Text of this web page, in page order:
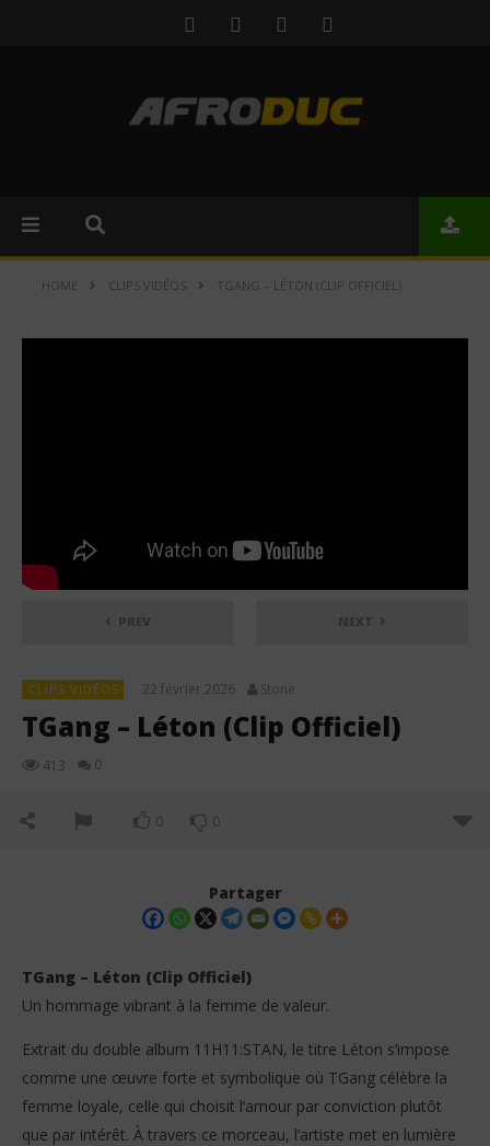
HOME CLIPS VIDÉOS TGANG – LÉTON (CLIP OFFICIEL)
CLIPS VIDÉOS 22 février 2026 Stone
TGang – Léton (Clip Officiel)
413 0
0 0
Partager
TGang – Léton (Clip Officiel)
Un hommage vibrant à la femme de valeur.
Extrait du double album 11H11:STAN, le titre Léton s’impose
comme une œuvre forte et symbolique où TGang célèbre la
femme loyale, celle qui choisit l’amour par conviction plutôt
que par intérêt. À travers ce morceau, l’artiste met en lumière